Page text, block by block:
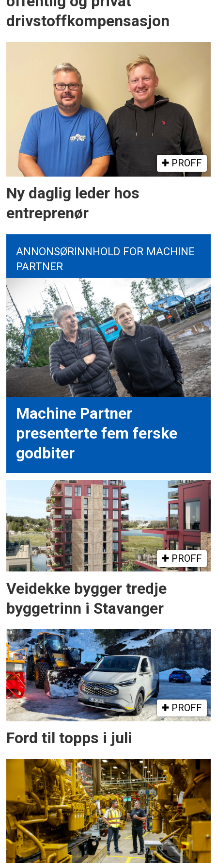
drivstoffkompensasjon
PROFF
Ny daglig leder hos
entreprenør
ANNONSØRINNHOLD FOR MACHINE
PARTNER
Machine Partner
presenterte fem ferske
godbiter
PROFF
Veidekke bygger tredje
byggetrinn i Stavanger
PROFF
Ford til topps i juli